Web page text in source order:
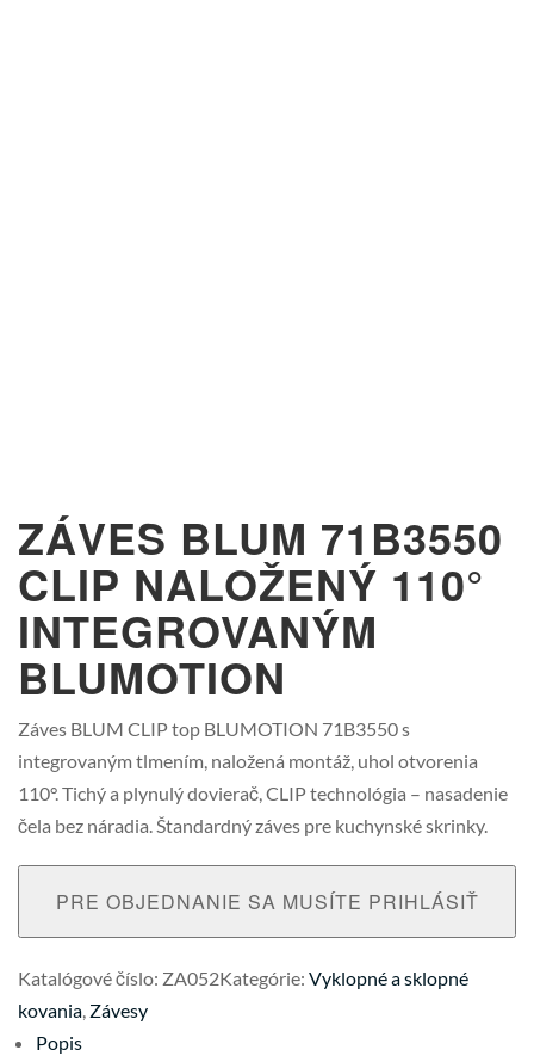
ZÁVES BLUM 71B3550
CLIP NALOŽENÝ 110°
INTEGROVANÝM
BLUMOTION
Záves BLUM CLIP top BLUMOTION 71B3550 s
integrovaným tlmením, naložená montáž, uhol otvorenia
110°. Tichý a plynulý dovierač, CLIP technológia – nasadenie
čela bez náradia. Štandardný záves pre kuchynské skrinky.
PRE OBJEDNANIE SA MUSÍTE PRIHLÁSIŤ
Katalógové číslo: ZA052Kategórie: Vyklopné a sklopné
kovania, Závesy
Popis